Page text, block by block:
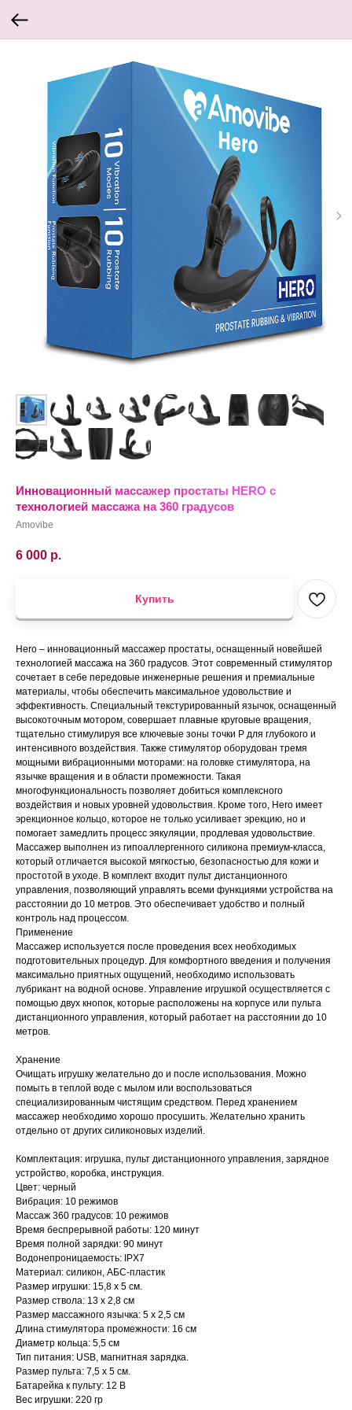
Инновационный масcажер простаты HERO с
технологией массажа на 360 градусов
Amovibe
6 000 р.
Купить
Hero – инновационный массажер простаты, оснащенный новейшей
технологией массажа на 360 градусов. Этот современный стимулятор
сочетает в себе передовые инженерные решения и премиальные
материалы, чтобы обеспечить максимальное удовольствие и
эффективность. Специальный текстурированный язычок, оснащенный
высокоточным мотором, совершает плавные круговые вращения,
тщательно стимулируя все ключевые зоны точки P для глубокого и
интенсивного воздействия. Также стимулятор оборудован тремя
мощными вибрационными моторами: на головке стимулятора, на
язычке вращения и в области промежности. Такая
многофункциональность позволяет добиться комплексного
воздействия и новых уровней удовольствия. Кроме того, Hero имеет
эрекционное кольцо, которое не только усиливает эрекцию, но и
помогает замедлить процесс эякуляции, продлевая удовольствие.
Массажер выполнен из гипоаллергенного силикона премиум-класса,
который отличается высокой мягкостью, безопасностью для кожи и
простотой в уходе. В комплект входит пульт дистанционного
управления, позволяющий управлять всеми функциями устройства на
расстоянии до 10 метров. Это обеспечивает удобство и полный
контроль над процессом.
Применение
Массажер используется после проведения всех необходимых
подготовительных процедур. Для комфортного введения и получения
максимально приятных ощущений, необходимо использовать
лубрикант на водной основе. Управление игрушкой осуществляется с
помощью двух кнопок, которые расположены на корпусе или пульта
дистанционного управления, который работает на расстоянии до 10
метров.
Хранение
Очищать игрушку желательно до и после использования. Можно
помыть в теплой воде с мылом или воспользоваться
специализированным чистящим средством. Перед хранением
массажер необходимо хорошо просушить. Желательно хранить
отдельно от других силиконовых изделий.
Комплектация: игрушка, пульт дистанционного управления, зарядное
устройство, коробка, инструкция.
Цвет: черный
Вибрация: 10 режимов
Массаж 360 градусов: 10 режимов
Время беспрерывной работы: 120 минут
Время полной зарядки: 90 минут
Водонепроницаемость: IPX7
Материал: силикон, АБС-пластик
Размер игрушки: 15,8 х 5 см.
Размер ствола: 13 х 2,8 см
Размер массажного язычка: 5 х 2,5 см
Длина стимулятора промежности: 16 см
Диаметр кольца: 5,5 см
Тип питания: USB, магнитная зарядка.
Размер пульта: 7,5 х 5 см.
Батарейка к пульту: 12 В
Вес игрушки: 220 гр